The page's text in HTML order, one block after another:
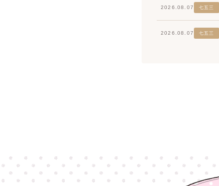
2026.08.07 七五三
2026.08.07 七五三